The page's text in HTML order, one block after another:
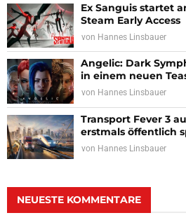
Ex Sanguis startet
Steam Early Access
von Hannes Linsbauer
Angelic: Dark
in einem neuen
von Hannes Linsbauer
Transport Fever 3
erstmals öffentlich
von Hannes Linsbauer
NEUESTE KOMMENTARE